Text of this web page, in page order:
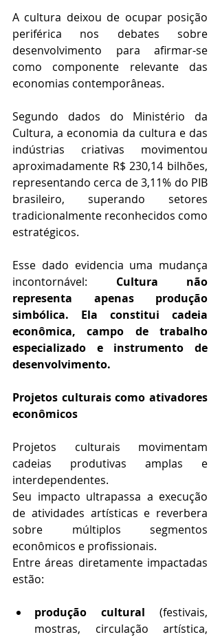
A cultura deixou de ocupar posição
periférica nos debates sobre
desenvolvimento para afirmar-se
como componente relevante das
economias contemporâneas.
Segundo dados do Ministério da
Cultura, a economia da cultura e das
indústrias criativas movimentou
aproximadamente R$ 230,14 bilhões,
representando cerca de 3,11% do PIB
brasileiro, superando setores
tradicionalmente reconhecidos como
estratégicos.
Esse dado evidencia uma mudança
incontornável: Cultura não
representa apenas produção
simbólica. Ela constitui cadeia
econômica, campo de trabalho
especializado e instrumento de
desenvolvimento.
Projetos culturais como ativadores
econômicos
Projetos culturais movimentam
cadeias produtivas amplas e
interdependentes.
Seu impacto ultrapassa a execução
de atividades artísticas e reverbera
sobre múltiplos segmentos
econômicos e profissionais.
Entre áreas diretamente impactadas
estão:
produção cultural (festivais,
mostras, circulação artística,